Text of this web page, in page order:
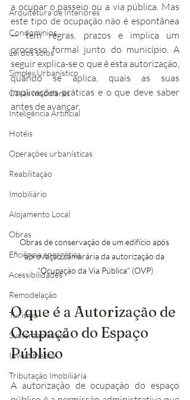
Arquitetura de Interiores
Condomínios
Lei dos solos
Simplex Urbanístico
Casas modulares
Inteligência Artificial
Hotéis
Operações urbanísticas
Reabilitação
Imobiliário
Alojamento Local
Obras
Eficiência energética
Acessibilidades
Remodelação
Turismo
Sustentabilidade
Investimento
Tributação Imobiliária
a ocupar o passeio ou a via pública. Mas
este tipo de ocupação não é espontânea
— tem regras, prazos e implica um
processo formal junto do município. A
seguir explica-se o que é esta autorização,
quando se aplica, quais as suas
implicações práticas e o que deve saber
antes de avançar.
Obras de conservação de um edifício após
aprovação camarária da autorização da
"Ocupação da Via Pública" (OVP)
O que é a Autorização de
Ocupação do Espaço
Público
A autorização de ocupação do espaço